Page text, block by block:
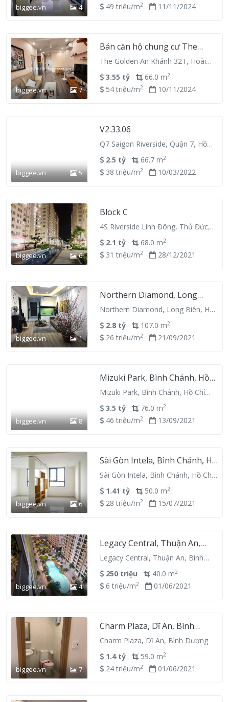
biggee.vn 4 49 triệu/m2 11/11/2024
biggee.vn 7
Bán căn hộ chung cư The
golden An Khánh 32T, 2 ngủ
2VS 66m2, full nội thất
The Golden An Khánh 32T, Hoài
Đức, Hà Nội
3.55 tỷ 66.0 m2
54 triệu/m2 10/11/2024
biggee.vn 5
V2.33.06
Q7 Saigon Riverside, Quận 7, Hồ
Chí Minh
2.5 tỷ 66.7 m2
38 triệu/m2 10/03/2022
biggee.vn 6
Block C
4S Riverside Linh Đông, Thủ Đức,
Hồ Chí Minh
2.1 tỷ 68.0 m2
31 triệu/m2 28/12/2021
biggee.vn 1
Northern Diamond, Long
Biên, Hà Nội
Northern Diamond, Long Biên, Hà
Nội
2.8 tỷ 107.0 m2
26 triệu/m2 21/09/2021
biggee.vn 8
Mizuki Park, Bình Chánh, Hồ
Chí Minh
Mizuki Park, Bình Chánh, Hồ Chí
Minh
3.5 tỷ 76.0 m2
46 triệu/m2 13/09/2021
biggee.vn 6
Sài Gòn Intela, Bình Chánh, Hồ
Chí Minh
Sài Gòn Intela, Bình Chánh, Hồ Chí
Minh
1.41 tỷ 50.0 m2
28 triệu/m2 15/07/2021
biggee.vn 4
Legacy Central, Thuận An,
Bình Dương
Legacy Central, Thuận An, Bình
Dương
250 triệu 40.0 m2
6 triệu/m2 01/06/2021
biggee.vn 7
Charm Plaza, Dĩ An, Bình
Dương
Charm Plaza, Dĩ An, Bình Dương
1.4 tỷ
59.0 m2
24 triệu/m2 01/06/2021